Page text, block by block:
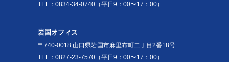
TEL：0834-34-0740（平日9：00〜17：00）
岩国オフィス
〒740-0018 山口県岩国市麻里布町二丁目2番18号
TEL：0827-23-7570（平日9：00〜17：00）